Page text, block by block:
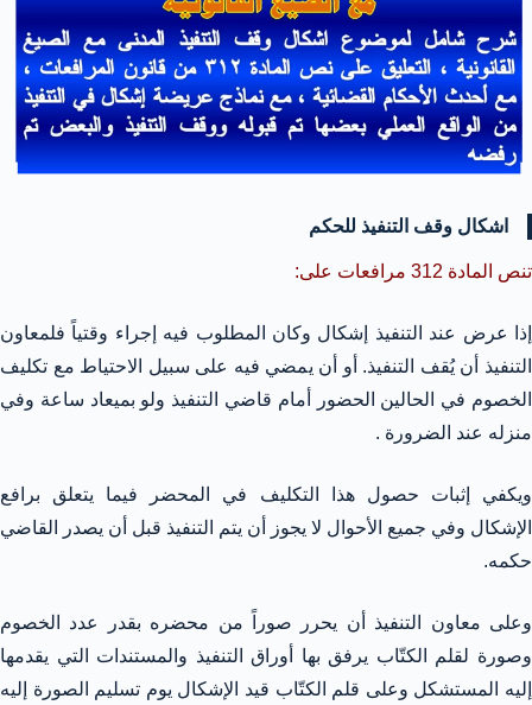
اشكال وقف التنفيذ للحكم
تنص المادة 312 مرافعات على:
إذا عرض عند التنفيذ إشكال وكان المطلوب فيه إجراء وقتياً فلمعاون
التنفيذ أن يُقف التنفيذ. أو أن يمضي فيه على سبيل الاحتياط مع تكليف
الخصوم في الحالين الحضور أمام قاضي التنفيذ ولو بميعاد ساعة وفي
منزله عند الضرورة .
ويكفي إثبات حصول هذا التكليف في المحضر فيما يتعلق برافع
الإشكال وفي جميع الأحوال لا يجوز أن يتم التنفيذ قبل أن يصدر القاضي
حكمه.
وعلى معاون التنفيذ أن يحرر صوراً من محضره بقدر عدد الخصوم
وصورة لقلم الكتّاب يرفق بها أوراق التنفيذ والمستندات التي يقدمها
إليه المستشكل وعلى قلم الكتّاب قيد الإشكال يوم تسليم الصورة إليه